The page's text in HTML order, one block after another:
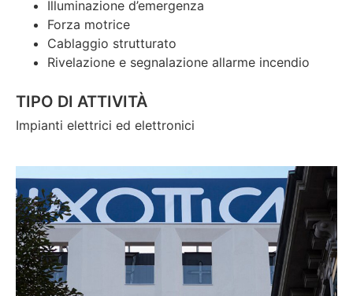
Illuminazione d’emergenza
Forza motrice
Cablaggio strutturato
Rivelazione e segnalazione allarme incendio
TIPO DI ATTIVITÀ
Impianti elettrici ed elettronici